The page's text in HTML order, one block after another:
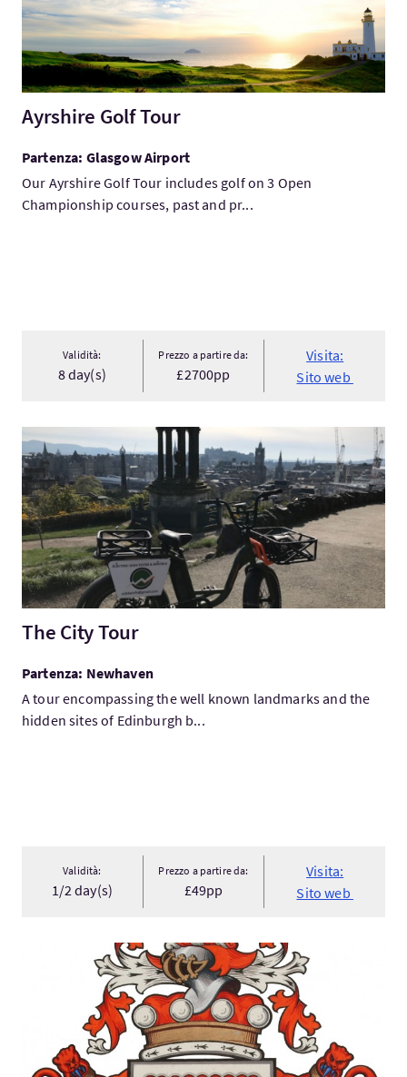
Ayrshire Golf Tour
Partenza: Glasgow Airport
Our Ayrshire Golf Tour includes golf on 3 Open
Championship courses, past and pr...
Validità:
8 day(s)
Prezzo a partire da:
£2700pp
Visita:
Sito web
Visita:The City Tour
The City Tour
Partenza: Newhaven
A tour encompassing the well known landmarks and the
hidden sites of Edinburgh b...
Validità:
1/2 day(s)
Prezzo a partire da:
£49pp
Visita:
Sito web
Visita:BESPOKE & PERSONAL TOURS WITH LORD GRAY